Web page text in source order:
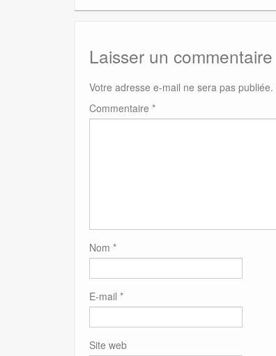
Laisser un commentaire
Votre adresse e-mail ne sera pas publiée.
Commentaire *
Nom *
E-mail *
Site web